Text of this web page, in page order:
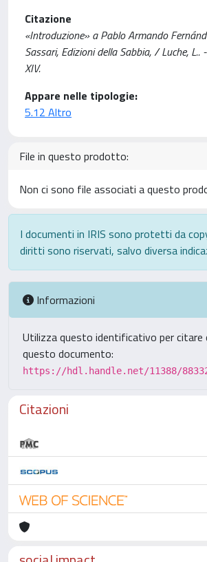
Citazione
«Introduzione» a Pablo Armando
Sassari, Edizioni della Sabbia, / Luche,
XIV.
Appare nelle tipologie:
5.12 Altro
File in questo prodotto:
Non ci sono file associati a questo
I documenti in IRIS sono protetti da
diritti sono riservati, salvo diversa
Informazioni
Utilizza questo identificativo per citare
questo documento:
https://hdl.handle.net/11388/
Citazioni